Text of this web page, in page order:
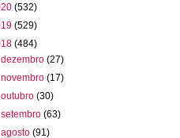
(532)
(529)
(484)
dezembro(27)
novembro(17)
outubro(30)
setembro(63)
agosto(91)